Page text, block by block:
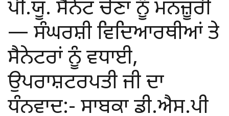
ਪੀ.ਯੂ. ਸੈਨੇਟ ਚੋਣਾਂ ਨੂੰ ਮਨਜ਼ੂਰੀ
— ਸੰਘਰਸ਼ੀ ਵਿਦਿਆਰਥੀਆਂ ਤੇ
ਸੈਨੇਟਰਾਂ ਨੂੰ ਵਧਾਈ,
ਉਪਰਾਸ਼ਟਰਪਤੀ ਜੀ ਦਾ
ਧੰਨਵਾਦ:- ਸਾਬਕਾ ਡੀ.ਐਸ.ਪੀ